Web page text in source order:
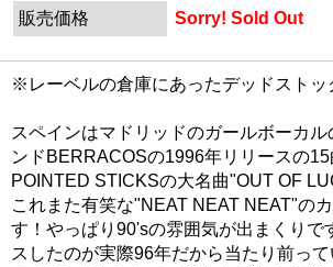
販売価格
Sorry! Sold Out
※レーベルの倉庫にあったデッドストッ
スペインはマドリッドのガールボーカ
ンドBERRACOSの1996年リリースの15
POINTED STICKSの大名曲"OUT OF
これまた有笑な"NEAT NEAT NEAT"の
す！やっぱり90'sの雰囲気が出まくりで
スしたのが実際96年だから当たり前っ